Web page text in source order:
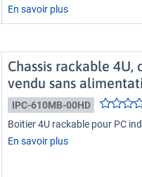
En savoir plus
Chassis rackable
vendu sans
IPC-610MB-00HD
Boitier 4U rackable pour PC
En savoir plus